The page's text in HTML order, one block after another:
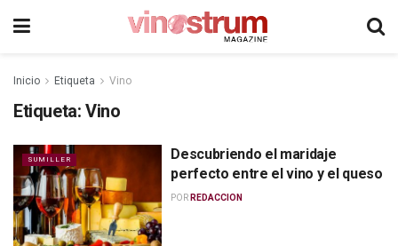
Inicio Etiqueta Vino
Etiqueta: Vino
SUMILLER
Descubriendo el maridaje
perfecto entre el vino y el queso
POR REDACCION